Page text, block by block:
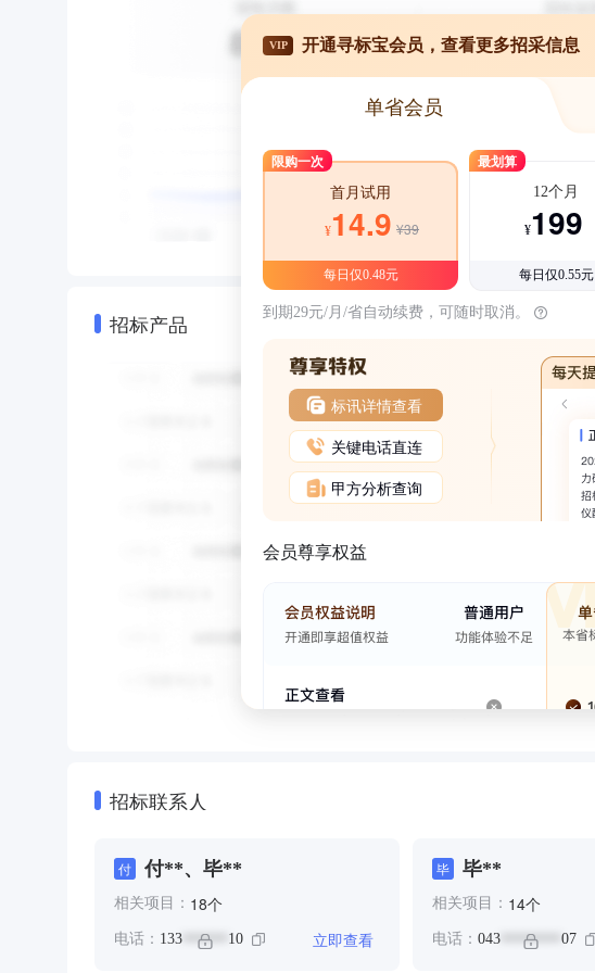
招标产品
VIP 开通寻标宝会员，查看更多招采信息
单省会员
限购一次
首月试用
¥14.9 ¥39
每日仅0.48元
最划算
12个月
¥199
每日仅0.55元
到期29元/月/省自动续费，可随时取消。
标讯详情查看
关键电话直连
甲方分析查询
会员尊享权益
招标联系人
付 付**、毕**
相关项目： 18个
电话： 133 ****** 10 立即查看
毕 毕**
相关项目： 14个
电话： 043******** 07